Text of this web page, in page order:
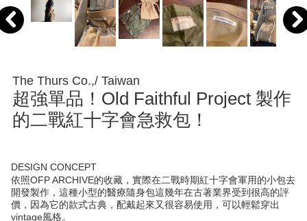
The Thurs Co.,/ Taiwan
超強單品！Old Faithful Project 製作
的二戰紅十字會急救包！
DESIGN CONCEPT
依照OFP ARCHIVE的收藏，實際在二戰時期紅十字會軍用的小包去
開發製作，這種小型的醫療隨身包這幾年在古著業界受到很高的評
價，因為它的款式古典，配戴起來又很容易使用，可以輕鬆穿出
vintage風格。